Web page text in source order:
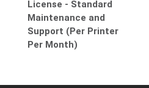
License - Standard
Maintenance and
Support (Per Printer
Per Month)